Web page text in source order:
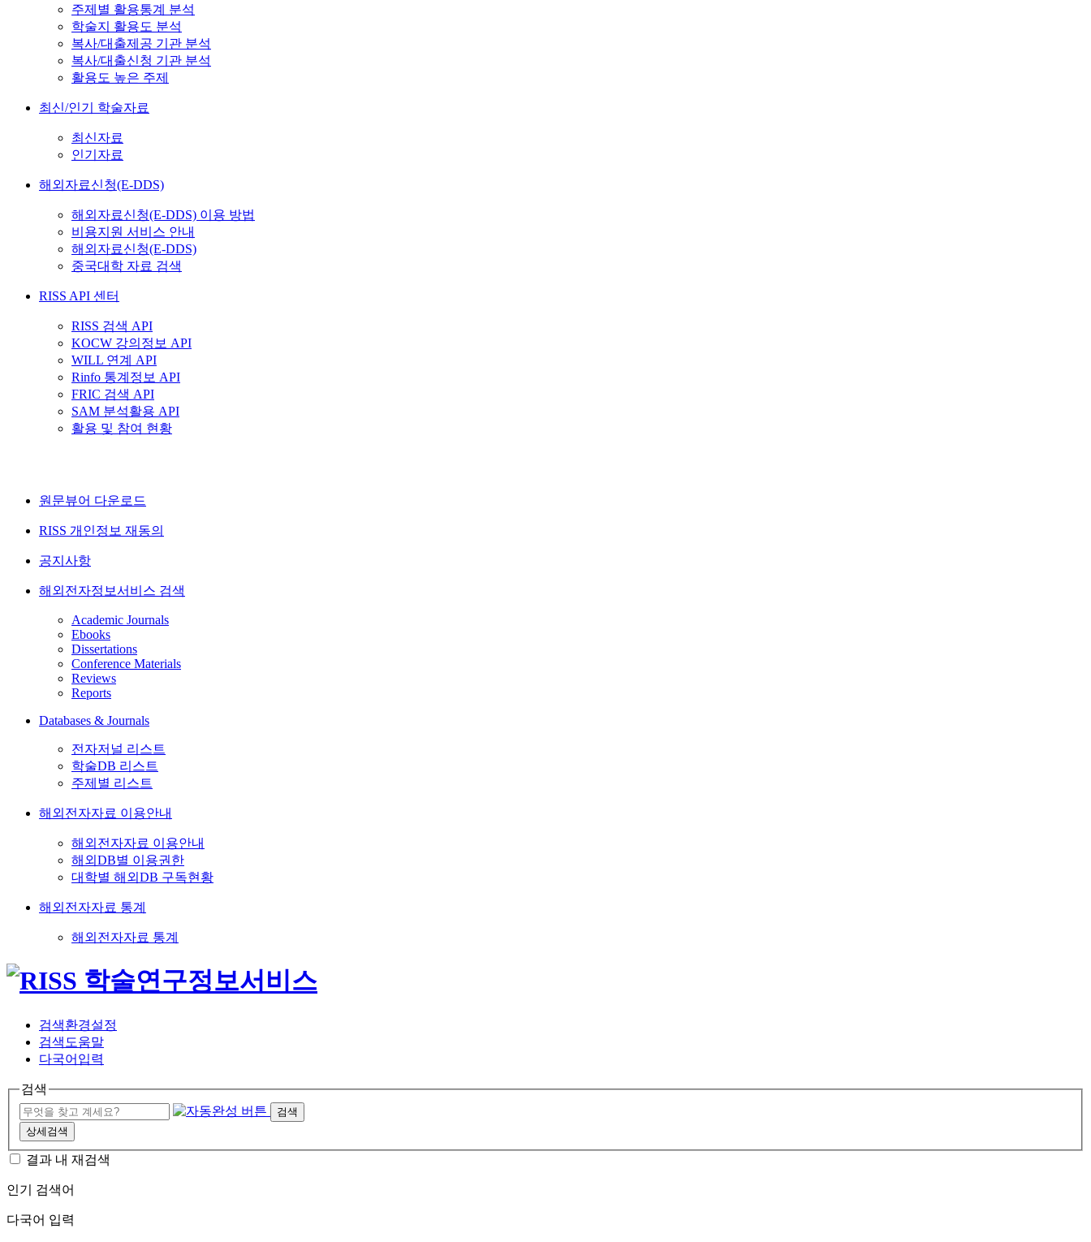
주제별 활용통계 분석
학술지 활용도 분석
복사/대출제공 기관 분석
복사/대출신청 기관 분석
활용도 높은 주제
최신/인기 학술자료
최신자료
인기자료
해외자료신청(E-DDS)
해외자료신청(E-DDS) 이용 방법
비용지원 서비스 안내
해외자료신청(E-DDS)
중국대학 자료 검색
RISS API 센터
RISS 검색 API
KOCW 강의정보 API
WILL 연계 API
Rinfo 통계정보 API
FRIC 검색 API
SAM 분석활용 API
활용 및 참여 현황
원문뷰어 다운로드
RISS 개인정보 재동의
공지사항
해외전자정보서비스 검색
Academic Journals
Ebooks
Dissertations
Conference Materials
Reviews
Reports
Databases & Journals
전자저널 리스트
학술DB 리스트
주제별 리스트
해외전자자료 이용안내
해외전자자료 이용안내
해외DB별 이용권한
대학별 해외DB 구독현황
해외전자자료 통계
해외전자자료 통계
검색환경설정
검색도움말
다국어입력
검색
검색
상세검색
결과 내 재검색
인기 검색어
다국어 입력